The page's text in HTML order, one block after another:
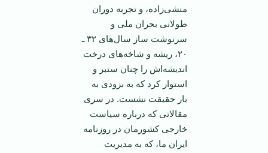
منشی‌زاده، و تجربه دوران
طولانی بحران ملی و
سرنوشت ساز سال‌های ۳۲ ـ
۲۰، ریشه و شاخه‌های درخت
اندیشه‌اش را چنان ستبر و
استوار کرد که به بزودی به
بار حقیقت نشست. در سری
مقالاتی که درباره سیاست
خارجی کشورمان در روزنامه
ایران ما، که به مدیریت